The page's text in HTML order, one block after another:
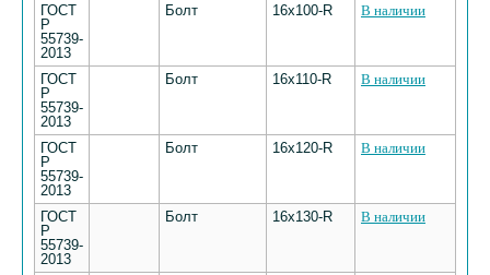
ГОСТ
Р
55739-
2013
Болт 16х100-R В наличии
ГОСТ
Р
55739-
2013
Болт 16х110-R В наличии
ГОСТ
Р
55739-
2013
Болт 16х120-R В наличии
ГОСТ
Р
55739-
2013
Болт 16х130-R В наличии